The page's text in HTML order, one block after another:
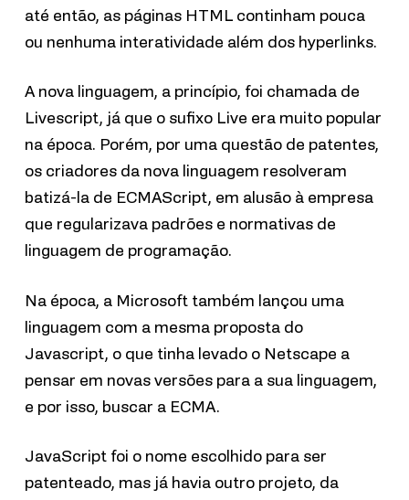
até então, as páginas HTML continham pouca
ou nenhuma interatividade além dos hyperlinks.
A nova linguagem, a princípio, foi chamada de
Livescript, já que o sufixo Live era muito popular
na época. Porém, por uma questão de patentes,
os criadores da nova linguagem resolveram
batizá-la de ECMAScript, em alusão à empresa
que regularizava padrões e normativas de
linguagem de programação.
Na época, a Microsoft também lançou uma
linguagem com a mesma proposta do
Javascript, o que tinha levado o Netscape a
pensar em novas versões para a sua linguagem,
e por isso, buscar a ECMA.
JavaScript foi o nome escolhido para ser
patenteado, mas já havia outro projeto, da